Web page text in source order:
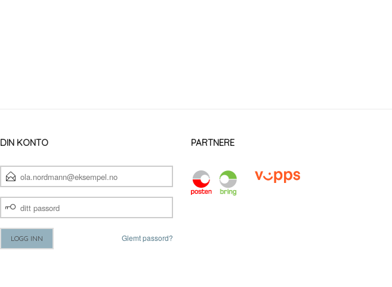
DIN KONTO
POSTADRESSE
PASSORD
Glemt passord?
PARTNERE